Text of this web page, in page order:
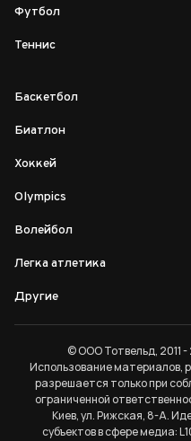
Футбол
Теннис
Баскетбол
Биатлон
Хоккей
Olympics
Волейбол
Легка атлетика
Другие
© ООО Тотвельд, 2011
Использование материалов,
разрешается только при
ограниченной
Киев, ул. Рижская, 8-А.
субъектов в сфере медиа: